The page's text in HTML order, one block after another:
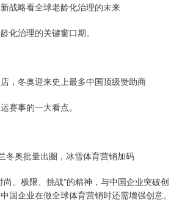
战略看全球老龄化治理的未来
化治理的关键窗口期。
，冬奥迎来史上最多中国顶级赞助商
赛事的一大看点。
冬奥批量出圈，冰雪体育营销加码
、极限、挑战”的精神，与中国企业突破创
国企业在做全球体育营销时还需增强创意。